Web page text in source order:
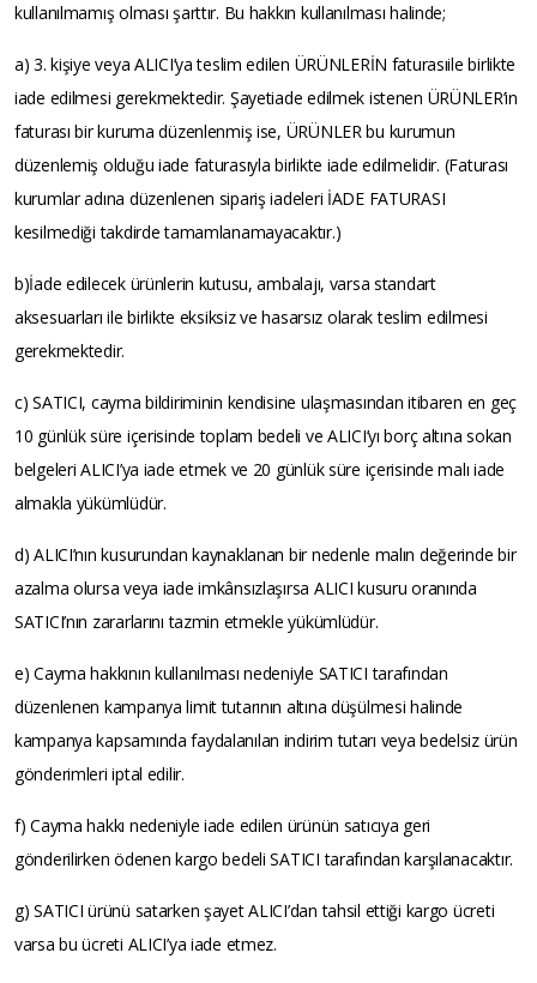
kullanılmamış olması şarttır. Bu hakkın kullanılması halinde;
a) 3. kişiye veya ALICI’ya teslim edilen ÜRÜNLERİN faturasıile birlikte
iade edilmesi gerekmektedir. Şayetiade edilmek istenen ÜRÜNLER’in
faturası bir kuruma düzenlenmiş ise, ÜRÜNLER bu kurumun
düzenlemiş olduğu iade faturasıyla birlikte iade edilmelidir. (Faturası
kurumlar adına düzenlenen sipariş iadeleri İADE FATURASI
kesilmediği takdirde tamamlanamayacaktır.)
b)İade edilecek ürünlerin kutusu, ambalajı, varsa standart
aksesuarları ile birlikte eksiksiz ve hasarsız olarak teslim edilmesi
gerekmektedir.
c) SATICI, cayma bildiriminin kendisine ulaşmasından itibaren en geç
10 günlük süre içerisinde toplam bedeli ve ALICI’yı borç altına sokan
belgeleri ALICI’ya iade etmek ve 20 günlük süre içerisinde malı iade
almakla yükümlüdür.
d) ALICI’nın kusurundan kaynaklanan bir nedenle malın değerinde bir
azalma olursa veya iade imkânsızlaşırsa ALICI kusuru oranında
SATICI’nın zararlarını tazmin etmekle yükümlüdür.
e) Cayma hakkının kullanılması nedeniyle SATICI tarafından
düzenlenen kampanya limit tutarının altına düşülmesi halinde
kampanya kapsamında faydalanılan indirim tutarı veya bedelsiz ürün
gönderimleri iptal edilir.
f) Cayma hakkı nedeniyle iade edilen ürünün satıcıya geri
gönderilirken ödenen kargo bedeli SATICI tarafından karşılanacaktır.
g) SATICI ürünü satarken şayet ALICI’dan tahsil ettiği kargo ücreti
varsa bu ücreti ALICI’ya iade etmez.